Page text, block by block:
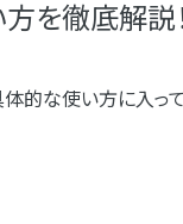
を徹底解説
的な使い方に入っ